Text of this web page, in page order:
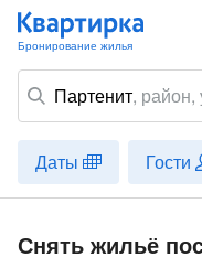
Партенит, район,
Даты Гости
Снять жильё